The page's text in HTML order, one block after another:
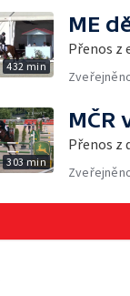
432 min
ME
Přenos z
303 min
MČR
Přenos z